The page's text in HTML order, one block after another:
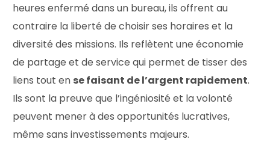
heures enfermé dans un bureau, ils offrent au
contraire la liberté de choisir ses horaires et la
diversité des missions. Ils reflètent une économie
de partage et de service qui permet de tisser des
liens tout en se faisant de l’argent rapidement.
Ils sont la preuve que l’ingéniosité et la volonté
peuvent mener à des opportunités lucratives,
même sans investissements majeurs.